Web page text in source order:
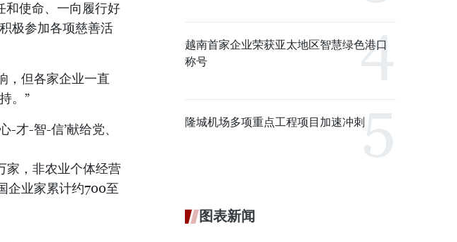
和使命、一向履行好
极参加各项慈善活
，但各家企业一直
。”
-才-智-信’献给党、
家，非农业个体经营
企业家累计约700至
越南首家企业荣获亚太地区智慧绿色港口
称号
隆城机场多项重点工程项目加速冲刺
图表新闻